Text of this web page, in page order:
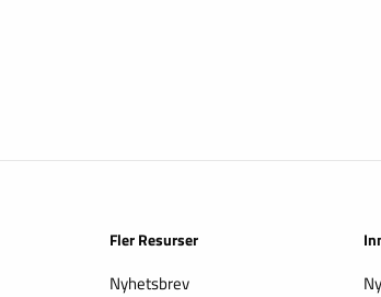
Fler Resurser
Nyhetsbrev